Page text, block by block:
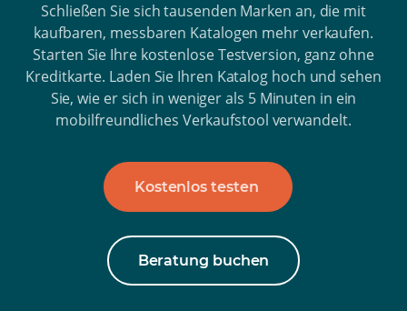
Schließen Sie sich tausenden Marken an, die mit
kaufbaren, messbaren Katalogen mehr verkaufen.
Starten Sie Ihre kostenlose Testversion, ganz ohne
Kreditkarte. Laden Sie Ihren Katalog hoch und sehen
Sie, wie er sich in weniger als 5 Minuten in ein
mobilfreundliches Verkaufstool verwandelt.
Kostenlos testen
Beratung buchen